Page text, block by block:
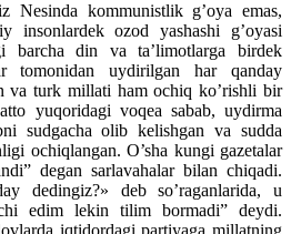
Nesinda kommunistlik g’oya emas,
insonlardek ozod yashashi g’oyasi
barcha din va ta’limotlarga birdek
tomonidan uydirilgan har qanday
va turk millati ham ochiq ko’rishli bir
yuqoridagi voqea sabab, uydirma
sudgacha olib kelishgan va sudda
ochiqlangan. O’sha kungi gazetalar
degan sarlavahalar bilan chiqadi.
dedingiz?» deb so’raganlarida, u
edim lekin tilim bormadi” deydi.